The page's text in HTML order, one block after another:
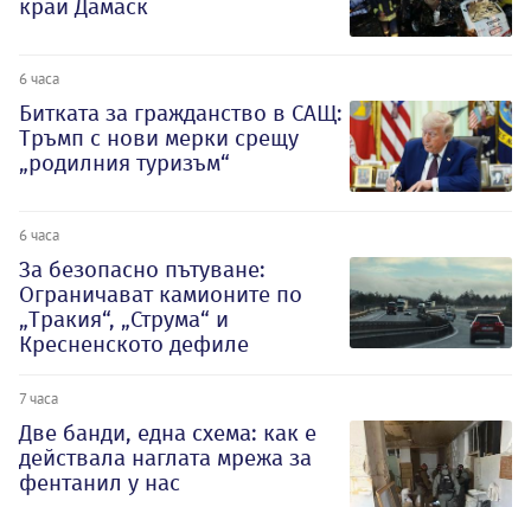
край Дамаск
6 часа
Битката за гражданство в САЩ:
Тръмп с нови мерки срещу
„родилния туризъм“
6 часа
За безопасно пътуване:
Ограничават камионите по
„Тракия“, „Струма“ и
Кресненското дефиле
7 часа
Две банди, една схема: как е
действала наглата мрежа за
фентанил у нас